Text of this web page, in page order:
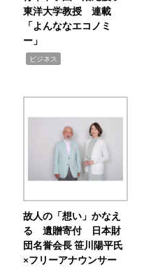
東洋大学教授 連載
「よんななエコノミ
ー」
ビジネス
故人の「想い」かなえ
る 遺贈寄付 日本財
団名誉会長 笹川陽平氏
×フリーアナウンサー